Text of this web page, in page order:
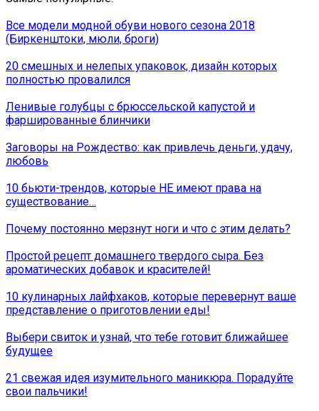
Все модели модной обуви нового сезона 2018
(Биркенштоки, мюли, броги)
20 смешных и нелепых упаковок, дизайн которых
полностью провалился
Ленивые голубцы с брюссельской капустой и
фаршированные блинчики
Заговоры на Рождество: как привлечь деньги, удачу,
любовь
10 бьюти-трендов, которые НЕ имеют права на
существование…
Почему постоянно мерзнут ноги и что с этим делать?
Простой рецепт домашнего твердого сыра. Без
ароматических добавок и красителей!
10 кулинарных лайфхаков, которые перевернут ваше
представление о приготовлении еды!
Выбери свиток и узнай, что тебе готовит ближайшее
будущее
21 свежая идея изумительного маникюра. Порадуйте
свои пальчики!